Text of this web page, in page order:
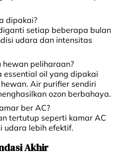
dipakai?
setiap beberapa bulan
udara dan intensitas
peliharaan?
essential oil yang dipakai
Air purifier sendiri
ozon berbahaya.
ber AC?
tertutup seperti kamar AC
udara lebih efektif.
Akhir